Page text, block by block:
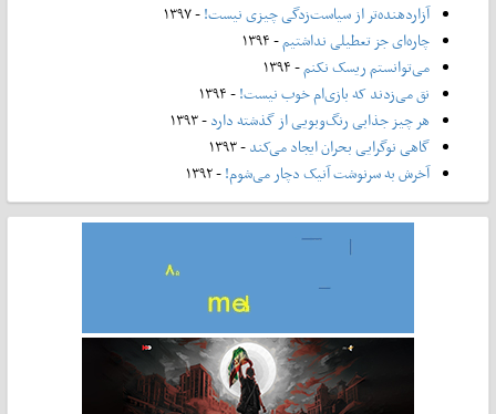
آزاردهنده‌تر از سیاست‌زدگی چیزی نیست!- ۱۳۹۷
چاره‌ای جز تعطیلی نداشتیم- ۱۳۹۴
می‌توانستم ریسک نکنم- ۱۳۹۴
نق می‌زدند که بازی‌ام خوب نیست!- ۱۳۹۴
هر چیز جذابی رنگ‌و‌بویی از گذشته دارد- ۱۳۹۳
گاهی نوگرایی بحران ایجاد می‌کند- ۱۳۹۳
آخرش به سرنوشت آنیک دچار می‌شوم!- ۱۳۹۲